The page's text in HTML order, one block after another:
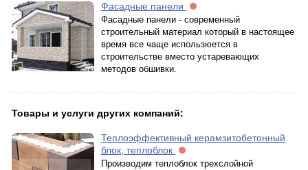
Фасадные панели
Фасадные панели - современный
строительный материал который в настоящее
время все чаще использюется в
строительстве вместо устаревающих
методов обшивки.
Товары и услуги других компаний:
Теплоэффективный керамзитобетонный
блок, теплоблок
Производим теплоблок трехслойной